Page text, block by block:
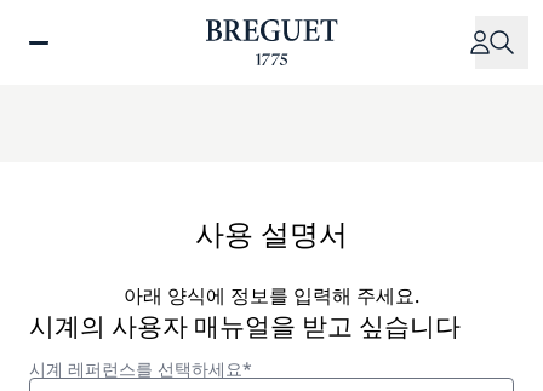
사용 설명서
아래 양식에 정보를 입력해 주세요.
시계의 사용자 매뉴얼을 받고 싶습니다
시계 레퍼런스를 선택하세요*